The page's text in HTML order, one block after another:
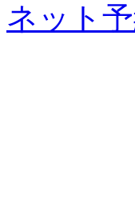
ネット